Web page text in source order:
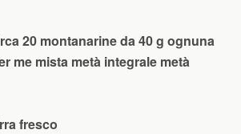
20 montanarine da 40 g ognuna
me mista metà integrale metà
fresco